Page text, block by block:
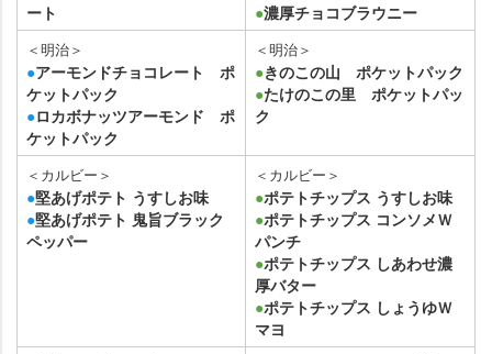
ート
●濃厚チョコブラウニー
＜明治＞
●アーモンドチョコレート ポ
ケットパック
●ロカボナッツアーモンド ポ
ケットパック
＜明治＞
●きのこの山 ポケットパック
●たけのこの里 ポケットパッ
ク
＜カルビー＞
●堅あげポテト うすしお味
●堅あげポテト 鬼旨ブラック
ペッパー
＜カルビー＞
●ポテトチップス うすしお味
●ポテトチップス コンソメＷ
パンチ
●ポテトチップス しあわせ濃
厚バター
●ポテトチップス しょうゆＷ
マヨ